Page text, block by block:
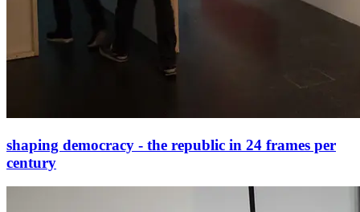
shaping democracy - the republic in 24 frames per
century